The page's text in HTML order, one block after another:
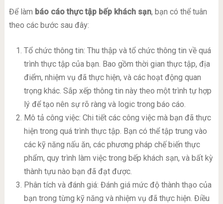
Để làm báo cáo thực tập bếp khách sạn, bạn có thể tuân
theo các bước sau đây:
Tổ chức thông tin: Thu thập và tổ chức thông tin về quá
trình thực tập của bạn. Bao gồm thời gian thực tập, địa
điểm, nhiệm vụ đã thực hiện, và các hoạt động quan
trọng khác. Sắp xếp thông tin này theo một trình tự hợp
lý để tạo nên sự rõ ràng và logic trong báo cáo.
Mô tả công việc: Chi tiết các công việc mà bạn đã thực
hiện trong quá trình thực tập. Bạn có thể tập trung vào
các kỹ năng nấu ăn, các phương pháp chế biến thực
phẩm, quy trình làm việc trong bếp khách sạn, và bất kỳ
thành tựu nào bạn đã đạt được.
Phân tích và đánh giá: Đánh giá mức độ thành thạo của
bạn trong từng kỹ năng và nhiệm vụ đã thực hiện. Điều